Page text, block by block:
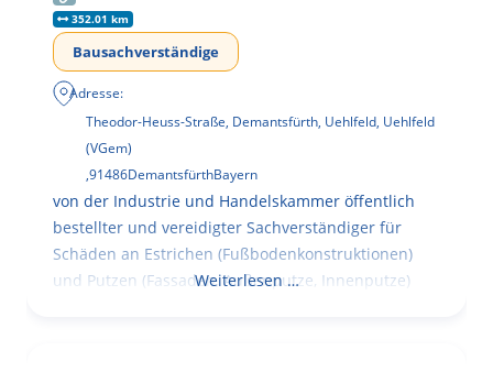
352.01 km
Bausachverständige
Adresse:
Theodor-Heuss-Straße, Demantsfürth, Uehlfeld, Uehlfeld
(VGem)
,91486DemantsfürthBayern
von der Industrie und Handelskammer öffentlich
bestellter und vereidigter Sachverständiger für
Schäden an Estrichen (Fußbodenkonstruktionen)
und Putzen (Fassaden, Außenputze, Innenputze)
Weiterlesen …